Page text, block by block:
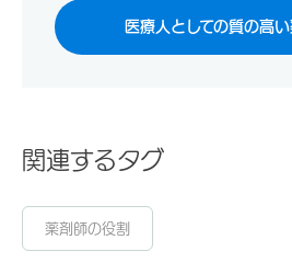
医療人としての質の高
関連するタグ
薬剤師の役割